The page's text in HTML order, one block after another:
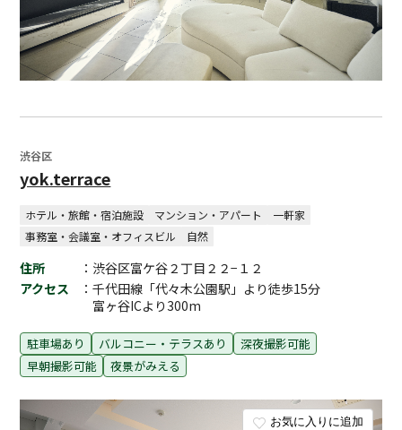
お気に入りに追加
渋谷区
yok.terrace
ホテル・旅館・宿泊施設 マンション・アパート
一軒家
事務室・会議室・オフィスビル
自然
住所
：渋谷区富ケ谷２丁目２２−１２
アクセス
：千代田線「代々木公園駅」より徒歩15分
富ヶ谷ICより300m
駐車場あり バルコニー・テラスあり
深夜撮影可能
早朝撮影可能
夜景がみえる